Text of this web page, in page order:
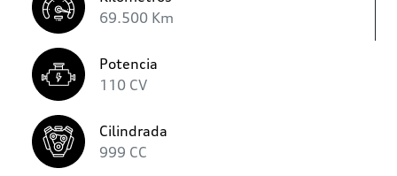
69.500 Km
Potencia
110 CV
Cilindrada
999 CC